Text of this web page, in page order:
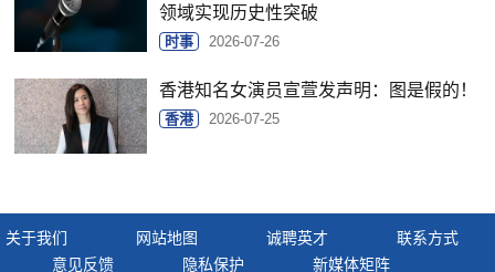
领域实现历史性突破
时事 2026-07-26
香港知名女演员宣萱发声明：图是假的！
香港 2026-07-25
关于我们 网站地图 诚聘英才
联系方式
意见反馈
隐私保护 新媒体矩阵